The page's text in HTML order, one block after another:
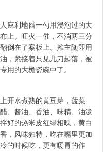
麻利地舀一勺用浸泡过的大
上。旺火一催，不消两三分
倒在了案板上。摊主随即用
，紧接着只见几刀起落，被
用的大檐瓷碗中了。
开水煮熟的黄豆芽，菠菜
、酱油、香油、味精、油泼
好的热米皮红绿相映，黄白
，风味独特，吃在嘴里更加
的时候吃，更有暖胃的作